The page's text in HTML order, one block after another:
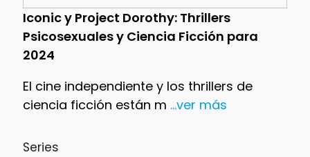
Iconic y Project Dorothy: Thrillers
Psicosexuales y Ciencia Ficción para
2024
El cine independiente y los thrillers de
ciencia ficción están m ...ver más
Series